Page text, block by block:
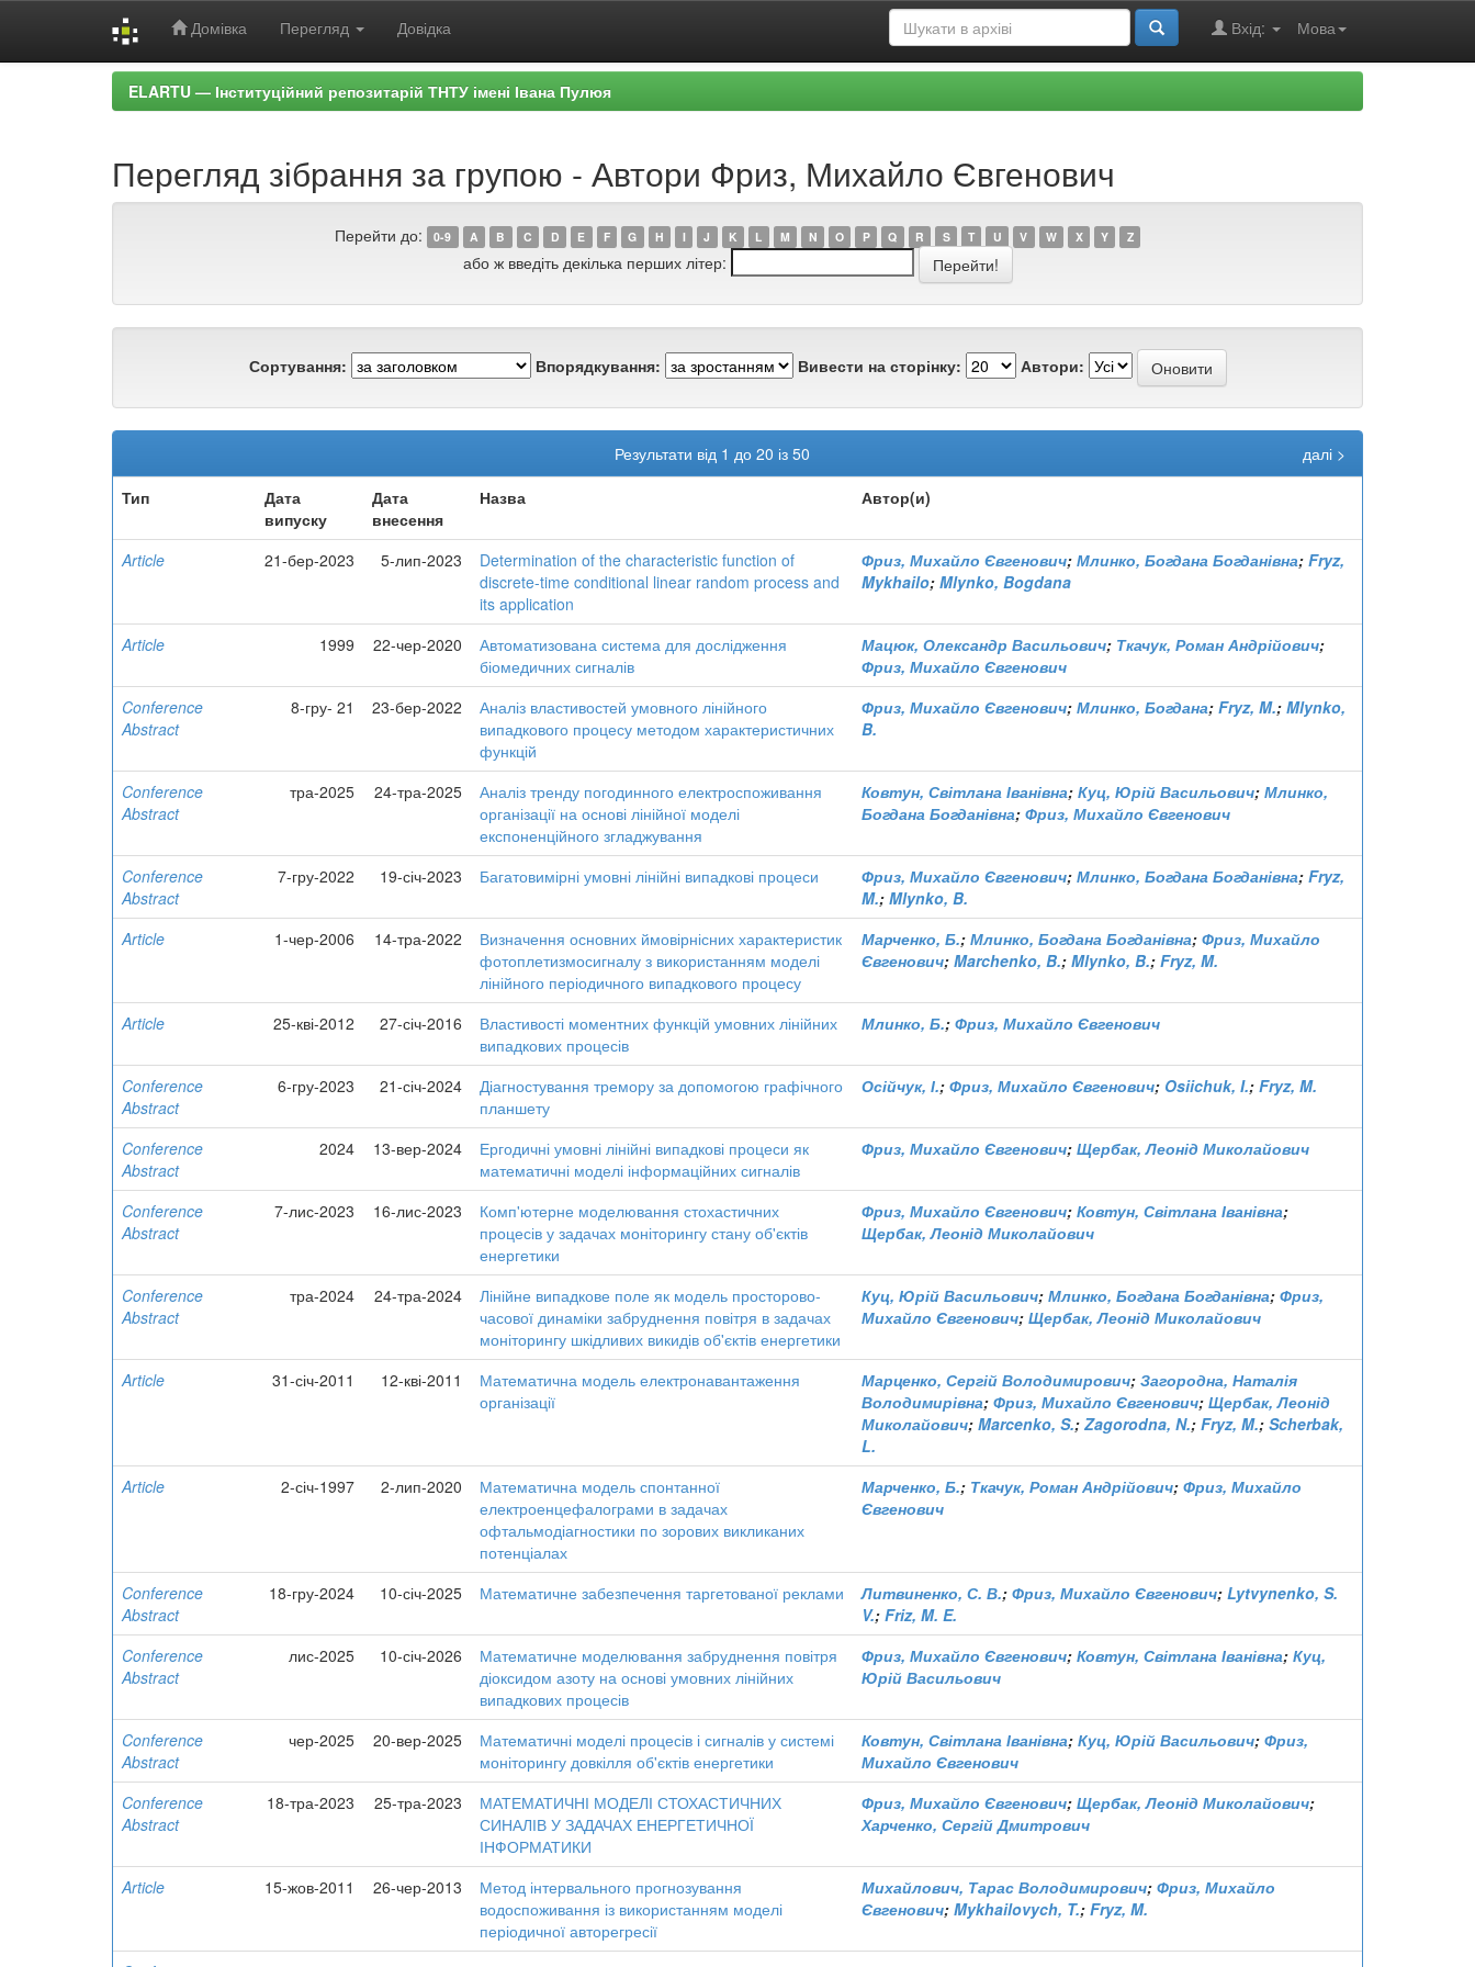
Домівка Перегляд Довідка Мова
Вхід:
ELARTU — Інституційний репозитарій ТНТУ імені Івана Пулюя
Перегляд зібрання за групою - Автори Фриз, Михайло Євгенович
Перейти до: 0-9 A B C D E F G H I J K L M N O P Q R S T U V W X Y Z
або ж введіть декілька перших літер:
Сортування: Впорядкування: Вивести на сторінку: Автори:
Результати від 1 до 20 із 50
далі >
Тип
Дата
випуску
Дата
внесення
Назва Автор(и)
Article 21-бер-2023 5-лип-2023
Determination of the characteristic function of
discrete-time conditional linear random process and
its application
Фриз, Михайло Євгенович; Млинко, Богдана Богданівна; Fryz,
Mykhailo; Mlynko, Bogdana
Article 1999 22-чер-2020
Автоматизована система для дослідження
біомедичних сигналів
Мацюк, Олександр Васильович; Ткачук, Роман Андрійович;
Фриз, Михайло Євгенович
Conference
Abstract
8-гру- 21 23-бер-2022
Аналіз властивостей умовного лінійного
випадкового процесу методом характеристичних
функцій
Фриз, Михайло Євгенович; Млинко, Богдана; Fryz, M.; Mlynko,
B.
Conference
Abstract
тра-2025 24-тра-2025
Аналіз тренду погодинного електроспоживання
організації на основі лінійної моделі
експоненційного згладжування
Ковтун, Світлана Іванівна; Куц, Юрій Васильович; Млинко,
Богдана Богданівна; Фриз, Михайло Євгенович
Conference
Abstract
7-гру-2022 19-січ-2023 Багатовимірні умовні лінійні випадкові процеси Фриз, Михайло Євгенович; Млинко, Богдана Богданівна; Fryz,
M.; Mlynko, B.
Article
1-чер-2006 14-тра-2022
Визначення основних ймовірнісних характеристик
фотоплетизмосигналу з використанням моделі
лінійного періодичного випадкового процесу
Марченко, Б.; Млинко, Богдана Богданівна; Фриз, Михайло
Євгенович; Marchenko, B.; Mlynko, B.; Fryz, M.
Article 25-кві-2012 27-січ-2016
Властивості моментних функцій умовних лінійних
випадкових процесів
Млинко, Б.; Фриз, Михайло Євгенович
Conference
Abstract
6-гру-2023 21-січ-2024
Діагностування тремору за допомогою графічного
планшету
Осійчук, І.; Фриз, Михайло Євгенович; Osiichuk, I.; Fryz, M.
Conference
Abstract
2024 13-вер-2024
Ергодичні умовні лінійні випадкові процеси як
математичні моделі інформаційних сигналів
Фриз, Михайло Євгенович; Щербак, Леонід Миколайович
Conference
Abstract
7-лис-2023 16-лис-2023
Комп'ютерне моделювання стохастичних
процесів у задачах моніторингу стану об'єктів
енергетики
Фриз, Михайло Євгенович; Ковтун, Світлана Іванівна;
Щербак, Леонід Миколайович
Conference
Abstract
тра-2024 24-тра-2024
Лінійне випадкове поле як модель просторово-
часової динаміки забруднення повітря в задачах
моніторингу шкідливих викидів об'єктів енергетики
Куц, Юрій Васильович; Млинко, Богдана Богданівна; Фриз,
Михайло Євгенович; Щербак, Леонід Миколайович
Article 31-січ-2011 12-кві-2011
Математична модель електронавантаження
організації
Марценко, Сергій Володимирович; Загородна, Наталія
Володимирівна; Фриз, Михайло Євгенович; Щербак, Леонід
Миколайович; Marcenko, S.; Zagorodna, N.; Fryz, M.; Scherbak,
L.
Article
2-січ-1997 2-лип-2020
Математична модель спонтанної
електроенцефалограми в задачах
офтальмодіагностики по зорових викликаних
потенціалах
Марченко, Б.; Ткачук, Роман Андрійович; Фриз, Михайло
Євгенович
Conference
Abstract
18-гру-2024 10-січ-2025 Математичне забезпечення таргетованої реклами Литвиненко, С. В.; Фриз, Михайло Євгенович; Lytvynenko, S.
V.; Friz, M. E.
Conference
Abstract
лис-2025 10-січ-2026
Математичне моделювання забруднення повітря
діоксидом азоту на основі умовних лінійних
випадкових процесів
Фриз, Михайло Євгенович; Ковтун, Світлана Іванівна; Куц,
Юрій Васильович
Conference
Abstract
чер-2025 20-вер-2025
Математичні моделі процесів і сигналів у системі
моніторингу довкілля об'єктів енергетики
Ковтун, Світлана Іванівна; Куц, Юрій Васильович; Фриз,
Михайло Євгенович
Conference
Abstract
18-тра-2023 25-тра-2023
МАТЕМАТИЧНІ МОДЕЛІ СТОХАСТИЧНИХ
СИНАЛІВ У ЗАДАЧАХ ЕНЕРГЕТИЧНОЇ
ІНФОРМАТИКИ
Фриз, Михайло Євгенович; Щербак, Леонід Миколайович;
Харченко, Сергій Дмитрович
Article 15-жов-2011 26-чер-2013
Метод інтервального прогнозування
водоспоживання із використанням моделі
періодичної авторегресії
Михайлович, Тарас Володимирович; Фриз, Михайло
Євгенович; Mykhailovych, T.; Fryz, M.